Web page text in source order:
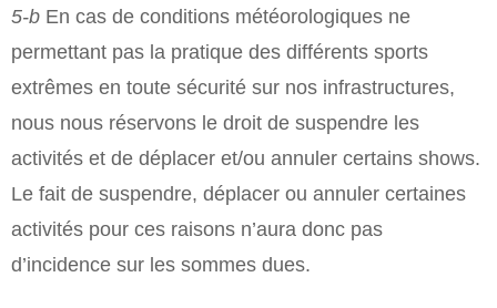
5-b En cas de conditions météorologiques ne
permettant pas la pratique des différents sports
extrêmes en toute sécurité sur nos infrastructures,
nous nous réservons le droit de suspendre les
activités et de déplacer et/ou annuler certains shows.
Le fait de suspendre, déplacer ou annuler certaines
activités pour ces raisons n’aura donc pas
d’incidence sur les sommes dues.